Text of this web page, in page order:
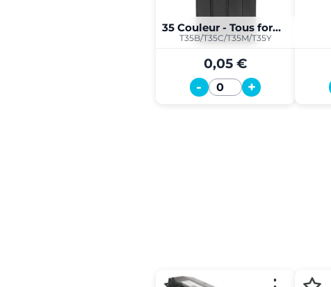
35 Couleur - Tous formats
T35B/T35C/T35M/T35Y
0,05 €
-
Quantité
+